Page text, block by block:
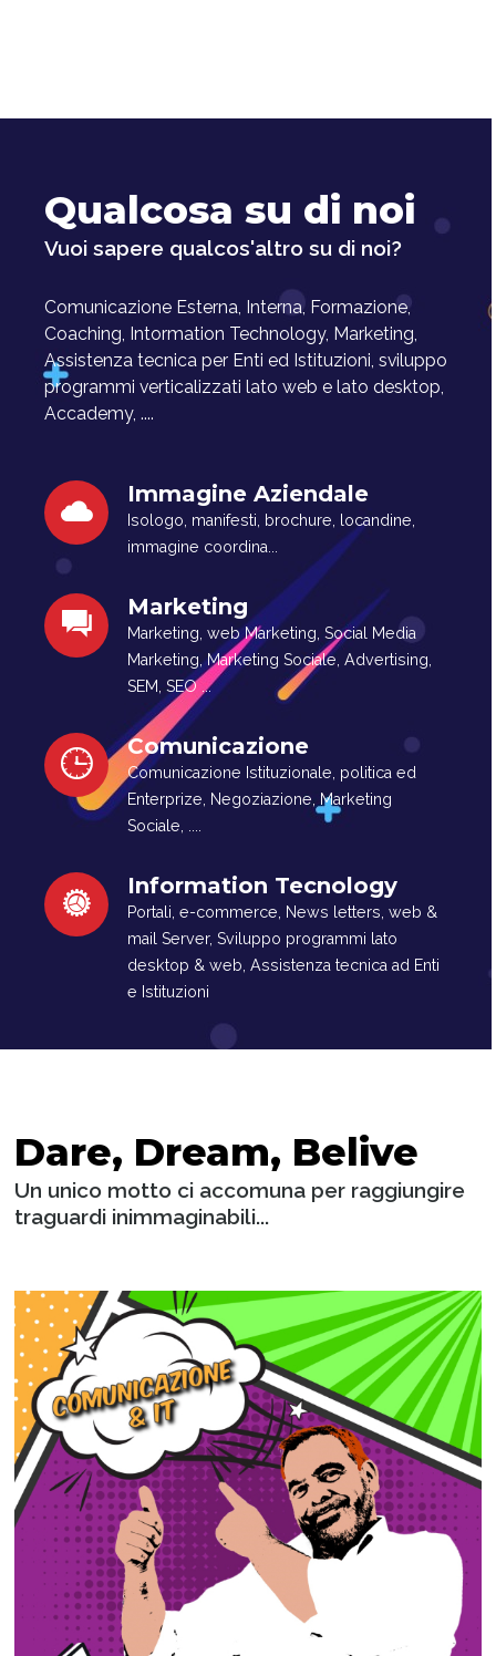
Qualcosa su di noi
Vuoi sapere qualcos'altro su di noi?
Comunicazione Esterna, Interna, Formazione,
Coaching, Intormation Technology, Marketing,
Assistenza tecnica per Enti ed Istituzioni, sviluppo
programmi verticalizzati lato web e lato desktop,
Accademy, ....
Immagine Aziendale
Isologo, manifesti, brochure, locandine,
immagine coordina...
Marketing
Marketing, web Marketing, Social Media
Marketing, Marketing Sociale, Advertising,
SEM, SEO ...
Comunicazione
Comunicazione Istituzionale, politica ed
Enterprize, Negoziazione, Marketing
Sociale, ....
Information Tecnology
Portali, e-commerce, News letters, web &
mail Server, Sviluppo programmi lato
desktop & web, Assistenza tecnica ad Enti
e Istituzioni
Dare, Dream, Belive
Un unico motto ci accomuna per raggiungire
traguardi inimmaginabili...